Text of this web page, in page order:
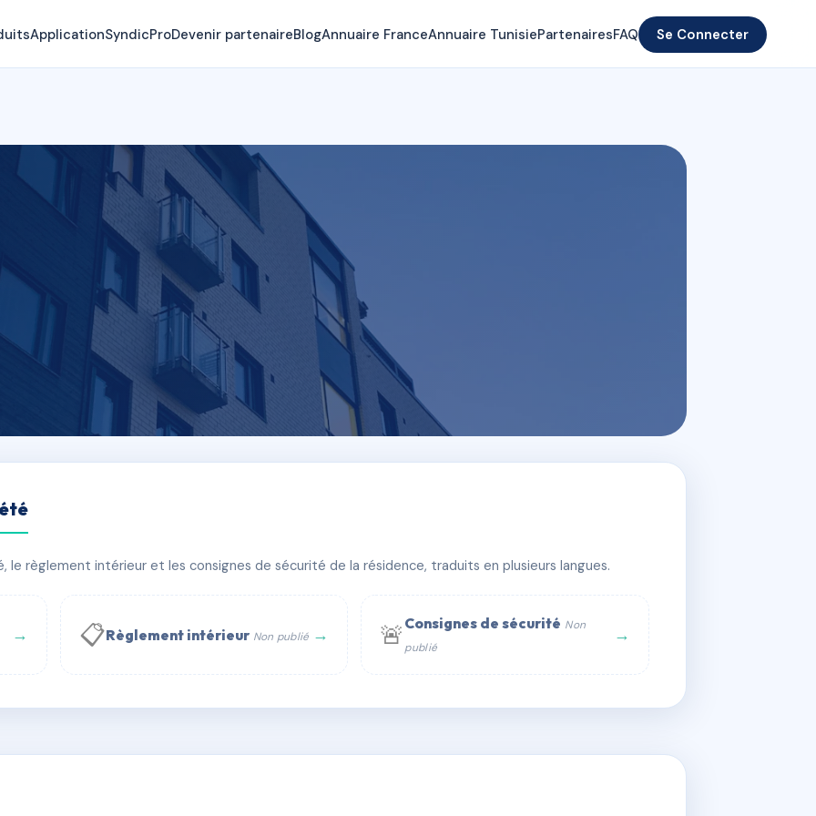
ApplicationSyndicProDevenir partenaireBlogAnnuaire FranceAnnuaire TunisiePartenairesFAQ Se Connecter
WhatsApp
règlement intérieur et les consignes de sécurité de la résidence, traduits en plusieurs langues.
→ 📋Règlement intérieur Non publié → 🚨 Consignes de sécurité Non
publié
→
AC6462402 🇫🇷